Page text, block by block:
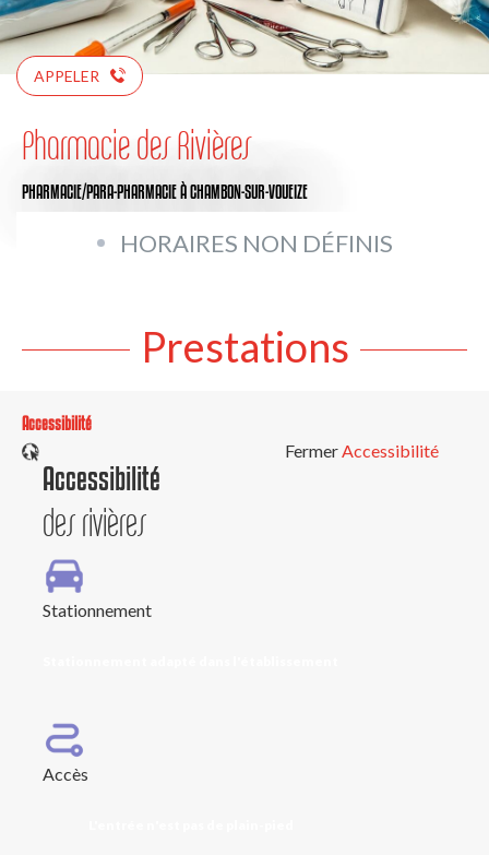
APPELER
Pharmacie des Rivières
PHARMACIE/PARA-PHARMACIEÀ CHAMBON-SUR-VOUEIZE
HORAIRES NON DÉFINIS
Prestations
Accessibilité
Fermer
Accessibilité
des rivières
Stationnement
Accès
Accessibilité